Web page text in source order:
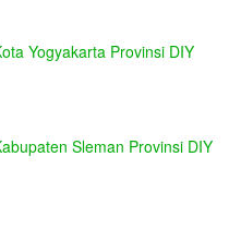
Yogyakarta Provinsi DIY
Sleman Provinsi DIY